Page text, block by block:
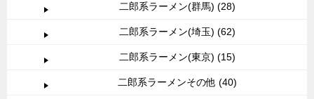
二郎系ラーメン(群馬) (28)
二郎系ラーメン(埼玉) (62)
二郎系ラーメン(東京) (15)
二郎系ラーメンその他 (40)